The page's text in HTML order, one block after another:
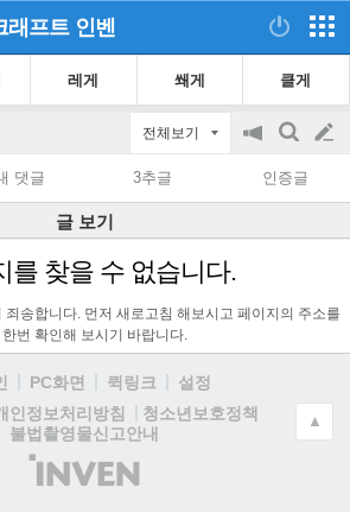
래프트 인벤
레게 쐐게 클게
전체보기
공
on/off
검
색
글
쓰
기
댓글 3추글 인증글
글 보기
를 찾을 수 없습니다.
죄송합니다. 먼저 새로고침 해보시고 페이지의 주소를
번 확인해 보시기 바랍니다.
PC화면 퀵링크
설정
인정보처리방침
청소년보호정책
불법촬영물신고안내
(주)
인
▲